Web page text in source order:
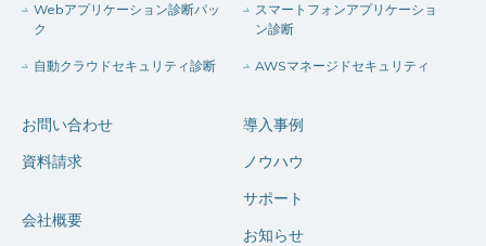
Webアプリケーション診断パッ
ク
スマートフォンアプリケーショ
ン診断
自動クラウドセキュリティ診断 AWSマネージドセキュリティ
お問い合わせ
資料請求
会社概要
導入事例
ノウハウ
サポート
お知らせ